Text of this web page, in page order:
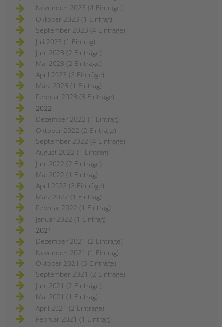
November 2023 (4 Einträge)
Oktober 2023 (1 Eintrag)
September 2023 (4 Einträge)
Juli 2023 (1 Eintrag)
Juni 2023 (2 Einträge)
Mai 2023 (2 Einträge)
April 2023 (2 Einträge)
März 2023 (1 Eintrag)
Februar 2023 (3 Einträge)
2022
Dezember 2022 (1 Eintrag)
Oktober 2022 (2 Einträge)
September 2022 (4 Einträge)
August 2022 (1 Eintrag)
Juni 2022 (2 Einträge)
Mai 2022 (1 Eintrag)
April 2022 (2 Einträge)
März 2022 (1 Eintrag)
Februar 2022 (1 Eintrag)
Januar 2022 (1 Eintrag)
2021
Dezember 2021 (2 Einträge)
November 2021 (1 Eintrag)
Oktober 2021 (3 Einträge)
September 2021 (2 Einträge)
Juni 2021 (2 Einträge)
Mai 2021 (1 Eintrag)
April 2021 (2 Einträge)
Februar 2021 (1 Eintrag)